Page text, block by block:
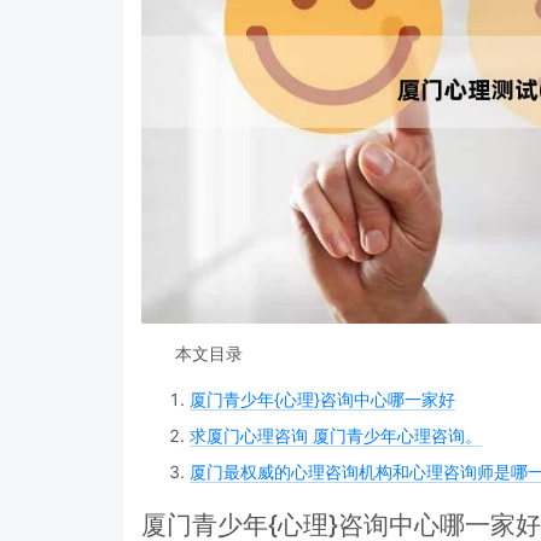
本文目录
厦门青少年{心理}咨询中心哪一家好
求厦门心理咨询 厦门青少年心理咨询。
厦门最权威的心理咨询机构和心理咨询师是哪
厦门青少年{心理}咨询中心哪一家好